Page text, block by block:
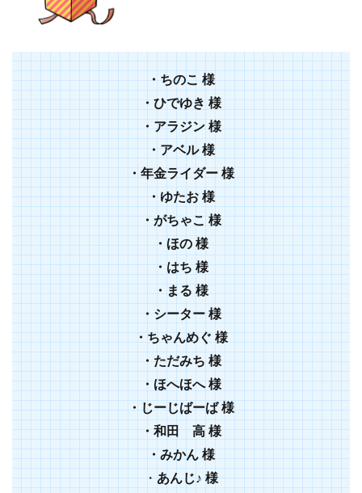
・ちのこ様
・ひでゆき様
・アラジン 様
・アベル様
・ 年金ライダー 様
・ゆたお様
・がちゃこ様
・ほの様
・はち 様
・まる 様
・シーター 様
・ちゃんめぐ 様
・ただみち 様
・ほへほへ 様
・じーじばーば 様
・和田 高 様
・みかん 様
・あんじ♪様